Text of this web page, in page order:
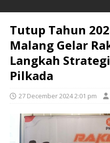
Tutup Tahun
Malang Gelar
Langkah
Pilkada
27 December 2024 2:01 pm